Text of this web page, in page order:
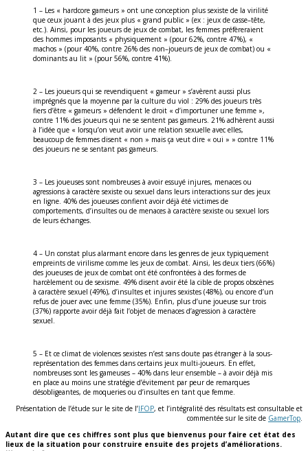
1 – Les « hardcore gameurs » ont une conception plus sexiste de la virilité
que ceux jouant à des jeux plus « grand public » (ex : jeux de casse–tête,
etc.). Ainsi, pour les joueurs de jeux de combat, les femmes préfèreraient
des hommes imposants « physiquement » (pour 62%, contre 47%), «
machos » (pour 40%, contre 26% des non–joueurs de jeux de combat) ou «
dominants au lit » (pour 56%, contre 41%).
2 – Les joueurs qui se revendiquent « gameur » s’avèrent aussi plus
imprégnés que la moyenne par la culture du viol : 29% des joueurs très
fiers d’être « gameurs » défendent le droit « d’importuner une femme »,
contre 11% des joueurs qui ne se sentent pas gameurs. 21% adhèrent aussi
à l’idée que « lorsqu’on veut avoir une relation sexuelle avec elles,
beaucoup de femmes disent « non » mais ça veut dire « oui » » contre 11%
des joueurs ne se sentant pas gameurs.
3 – Les joueuses sont nombreuses à avoir essuyé injures, menaces ou
agressions à caractère sexiste ou sexuel dans leurs interactions sur des jeux
en ligne. 40% des joueuses confient avoir déjà été victimes de
comportements, d’insultes ou de menaces à caractère sexiste ou sexuel lors
de leurs échanges.
4 – Un constat plus alarmant encore dans les genres de jeux typiquement
empreints de virilisme comme les jeux de combat. Ainsi, les deux tiers (66%)
des joueuses de jeux de combat ont été confrontées à des formes de
harcèlement ou de sexisme. 49% disent avoir été la cible de propos obscènes
à caractère sexuel (49%), d’insultes et injures sexistes (48%), ou encore d’un
refus de jouer avec une femme (35%). Enfin, plus d’une joueuse sur trois
(37%) rapporte avoir déjà fait l’objet de menaces d’agression à caractère
sexuel.
5 – Et ce climat de violences sexistes n’est sans doute pas étranger à la sous-
représentation des femmes dans certains jeux multi-joueurs. En effet,
nombreuses sont les gameuses – 40% dans leur ensemble – à avoir déjà mis
en place au moins une stratégie d’évitement par peur de remarques
désobligeantes, de moqueries ou d’insultes en tant que femme.
Présentation de l’étude sur le site de l’IFOP, et l’intégralité des résultats est consultable et
commentée sur le site de GamerTop.
Autant dire que ces chiffres sont plus que bienvenus pour faire cet état des
lieux de la situation pour construire ensuite des projets d’améliorations.